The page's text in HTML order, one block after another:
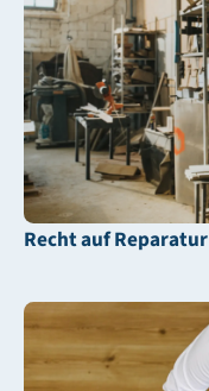
Recht auf Reparatur